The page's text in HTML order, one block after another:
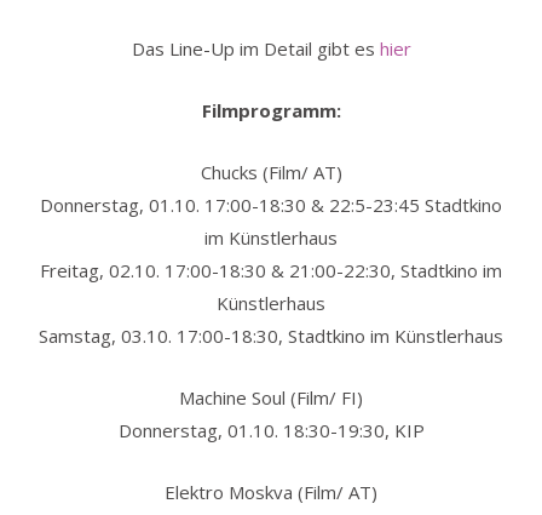
Das Line-Up im Detail gibt es hier
Filmprogramm:
Chucks (Film/ AT)
Donnerstag, 01.10. 17:00-18:30 & 22:5-23:45 Stadtkino
im Künstlerhaus
Freitag, 02.10. 17:00-18:30 & 21:00-22:30, Stadtkino im
Künstlerhaus
Samstag, 03.10. 17:00-18:30, Stadtkino im Künstlerhaus
Machine Soul (Film/ FI)
Donnerstag, 01.10. 18:30-19:30, KIP
Elektro Moskva (Film/ AT)